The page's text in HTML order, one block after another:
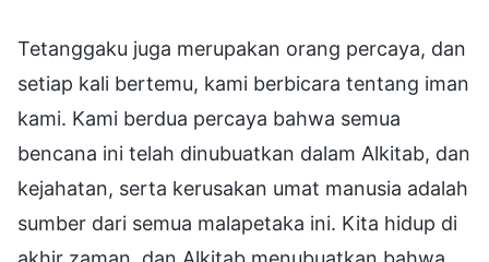
Tetanggaku juga merupakan orang percaya, dan
setiap kali bertemu, kami berbicara tentang iman
kami. Kami berdua percaya bahwa semua
bencana ini telah dinubuatkan dalam Alkitab, dan
kejahatan, serta kerusakan umat manusia adalah
sumber dari semua malapetaka ini. Kita hidup di